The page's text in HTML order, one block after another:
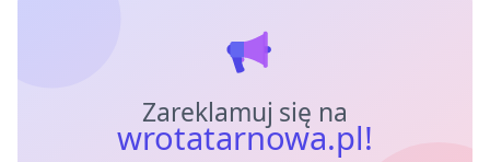
Zareklamuj się na
wrotatarnowa.pl!